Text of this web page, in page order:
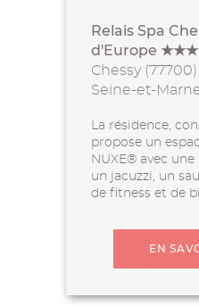
Relais Spa
d'Europe
Chessy (77700)
Seine-et-
La résidence,
propose un
NUXE® avec
un jacuzzi, un
de fitness et de
EN